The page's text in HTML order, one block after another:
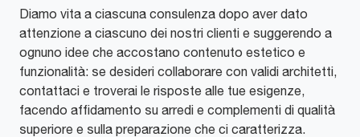
Diamo vita a ciascuna consulenza dopo aver dato
attenzione a ciascuno dei nostri clienti e suggerendo a
ognuno idee che accostano contenuto estetico e
funzionalità: se desideri collaborare con validi architetti,
contattaci e troverai le risposte alle tue esigenze,
facendo affidamento su arredi e complementi di qualità
superiore e sulla preparazione che ci caratterizza.